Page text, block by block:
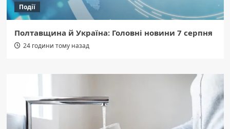
Події
Полтавщина й Україна: Головні новини 7 серпня
24 години тому назад